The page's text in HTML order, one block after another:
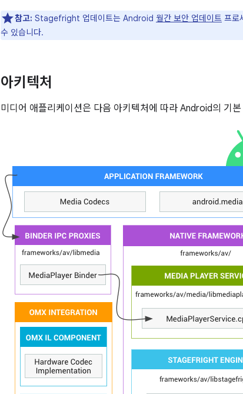
참고: Stagefright 업데이트는 Android 월간 보안 업데이트 프로
수 있습니다.
아키텍처
미디어 애플리케이션은 다음 아키텍처에 따라 Android의 기